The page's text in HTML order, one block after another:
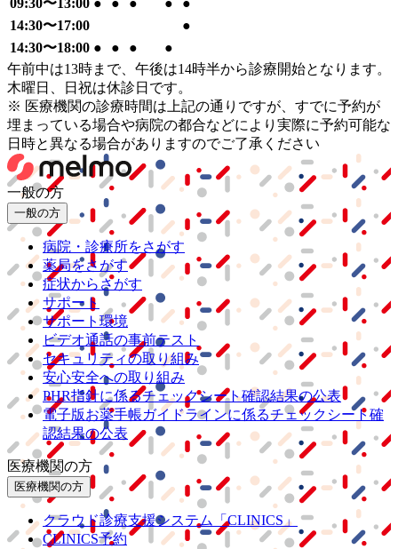
09:30〜13:00 ● ● ● ●
●
14:30〜17:00
●
14:30〜18:00 ● ● ●
●
午前中は13時まで、午後は14時半から診療開始となります。
木曜日、日祝は休診日です。
※ 医療機関の診療時間は上記の通りですが、すでに予約が
埋まっている場合や病院の都合などにより実際に予約可能な
日時と異なる場合がありますのでご了承ください
一般の方
一般の方
病院・診療所をさがす
薬局をさがす
症状からさがす
サポート
サポート環境
ビデオ通話の事前テスト
セキュリティの取り組み
安心安全への取り組み
PHR指針に係るチェックシート確認結果の公表
電子版お薬手帳ガイドラインに係るチェックシート確
認結果の公表
医療機関の方
医療機関の方
クラウド診療支援システム
「CLINICS」
CLINICS予約